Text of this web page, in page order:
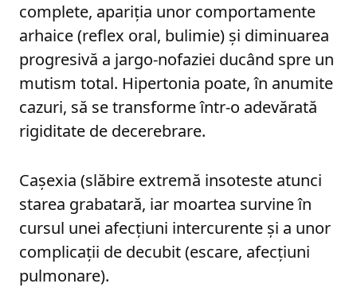
complete, apariţia unor comportamente
arhaice (reflex oral, bulimie) şi diminuarea
progresivă a jargo-nofaziei ducând spre un
mutism total. Hipertonia poate, în anumite
cazuri, să se transforme într-o adevărată
rigiditate de decerebrare.
Cașexia (slăbire extremă insoteste atunci
starea grabatară, iar moartea survine în
cursul unei afecţiuni intercurente şi a unor
complicaţii de decubit (escare, afecţiuni
pulmonare).